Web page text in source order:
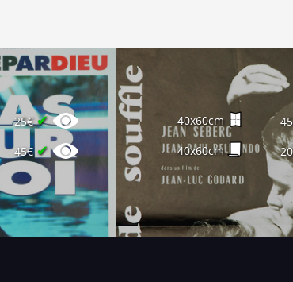
25€✔
45€ ✔
40x60cm
40x60cm